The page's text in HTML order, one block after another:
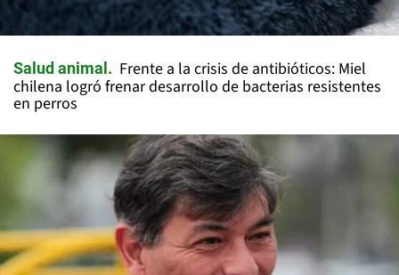
Salud animal
Frente a la crisis de antibióticos: Miel
chilena logró frenar desarrollo de bacterias resistentes
en perros